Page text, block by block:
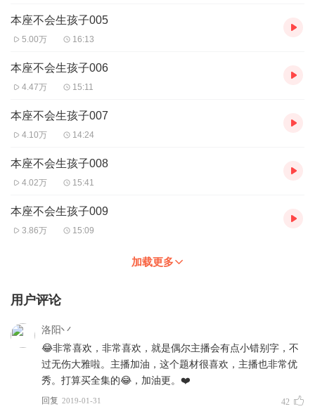
本座不会生孩子005
5.00万 16:13
本座不会生孩子006
4.47万 15:11
本座不会生孩子007
4.10万 14:24
本座不会生孩子008
4.02万 15:41
本座不会生孩子009
3.86万 15:09
加载更多
用户评论
洛阳丷
😂非常喜欢，非常喜欢，就是偶尔主播会有点小错别字，不
过无伤大雅啦。主播加油，这个题材很喜欢，主播也非常优
秀。打算买全集的😂，加油更。❤️
回复 2019-01-31 42